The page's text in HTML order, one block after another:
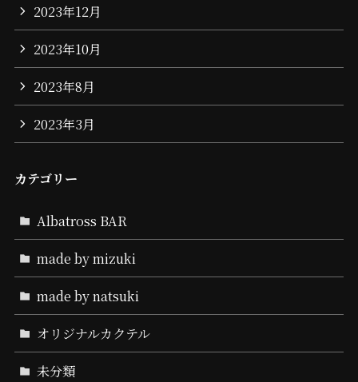
2023年12月
2023年10月
2023年8月
2023年3月
カテゴリー
Albatross BAR
made by mizuki
made by natsuki
オリジナルカクテル
未分類